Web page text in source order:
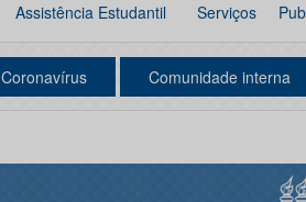
Assistência Estudantil Serviços
Coronavírus Comunidade interna